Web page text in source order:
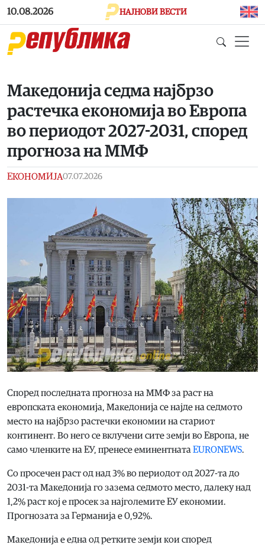
Skip to main content
10.08.2026 НАЈНОВИ ВЕСТИ
Македонија седма најбрзо
растечка економија во Европа
во периодот 2027-2031, според
прогноза на ММФ
ЕКОНОМИЈА07.07.2026
Според последната прогноза на ММФ за раст на
европската економија, Македонија се најде на седмото
место на најбрзо рaстечки економии на стариот
континент. Во него се вклучени сите земји во Европа, не
само членките на ЕУ, пренесе еминентната EURONEWS.
Со просечен раст од над 3% во периодот од 2027-та до
2031-та Македонија го зазема седмото место, далеку над
1,2% раст кој е просек за најголемите ЕУ економии.
Прогнозата за Германија е 0,92%.
Македонија е една од ретките земји кои според